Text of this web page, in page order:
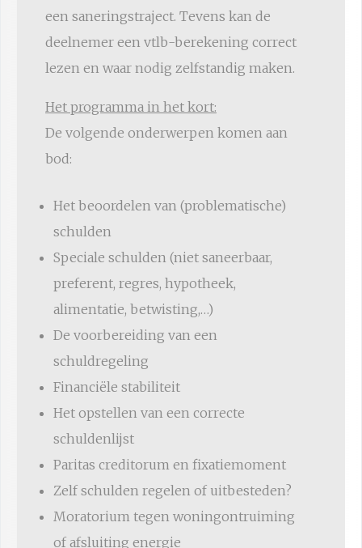
een saneringstraject. Tevens kan de
deelnemer een vtlb-berekening correct
lezen en waar nodig zelfstandig maken.
Het programma in het kort:
De volgende onderwerpen komen aan
bod:
Het beoordelen van (problematische)
schulden
Speciale schulden (niet saneerbaar,
preferent, regres, hypotheek,
alimentatie, betwisting,…)
De voorbereiding van een
schuldregeling
Financiële stabiliteit
Het opstellen van een correcte
schuldenlijst
Paritas creditorum en fixatiemoment
Zelf schulden regelen of uitbesteden?
Moratorium tegen woningontruiming
of afsluiting energie